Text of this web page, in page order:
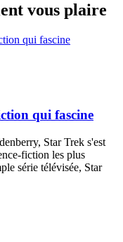
vous plaire
qui fascine
Star Trek s'est
fiction les plus
série télévisée, Star